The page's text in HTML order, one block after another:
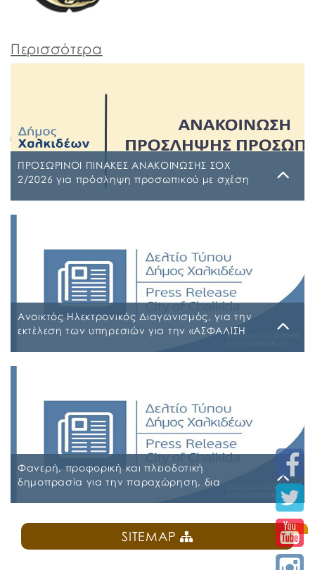
Περισσότερα
ΠΡΟΣΩΡΙΝΟΙ ΠΙΝΑΚΕΣ ΑΝΑΚΟΙΝΩΣΗΣ ΣΟΧ
2/2026 για πρόσληψη προσωπικού με σχέση
ΠΙΝΑΚΑΣ ΚΑΤΑΤΑΞΗΣ ΣΥΜΜΕΤΕΧΟΝΤΩΝ 1 ΡΗΒΖΩΗΑ-
Ρ5Τ-1 ΠΡΟΣΩΡΙΝΟΣ ΠΙΝΑΚΑΣ ΜΕΡΙΚΗΣ ΑΠΑΣΧΟΛΗΣΗΣ
ΨΔΑΚΩΗΑ-ΑΟ3 ΠΡΟΣΩΡΙΝΟΣ ΠΙΝΑΚΑΣ ΠΛΗΡΟΥΣ
ΑΠΑΣΧΟΛΗΣΗΣ ΨΦΑ4ΩΗΑ-ΦΣΒ ΠΡΟΣΩΡΙΝΟΣ ΠΙΝΑΚΑΣ
ΣΥΜΜΕΤΕΧΟΝΤΩΝ 6ΖΛΚΩΗΑ-ΠΩΗ
Ανοικτός Ηλεκτρονικός Διαγωνισμός, για την
εκτέλεση των υπηρεσιών για την «ΑΣΦΑΛΙΣΗ
ΑΣΦΑΛΕΙΕΣ 2026-2027 09-07-2026_signed
ΠΑΡΑΡΤΗΜΑ Α’ ΜΕΛΕΤΗ ΑΣΦΑΛΕΙΕΣ ΕΠΕΞΕΡΓΑΣΙΜΗ
2026-2027 09-07-2026 ΠΑΡΑΡΤΗΜΑ Β ΕΕΕΣ PDF_signed
ΠΕΡΙΛΗΨΗ ΔΙΑΚΗΡΥΞΗΣ ΑΣΦΑΛΕΙΕΣ_signed
Φανερή, προφορική και πλειοδοτική
δημοπρασία για την παραχώρηση, δια
χώρου στην Πλατεία Ελευθερίας
ΠΡΟΚΗΡΥΞΗ ΚΑΝΤΙΝΑ ΠΛΑΤΕΙΑΣ ΕΛΕΥΘΕΡΙΑΣ
SITEMAP